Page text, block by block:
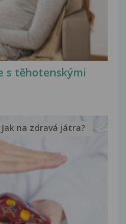
s těhotenskými
Jak na zdravá játra?